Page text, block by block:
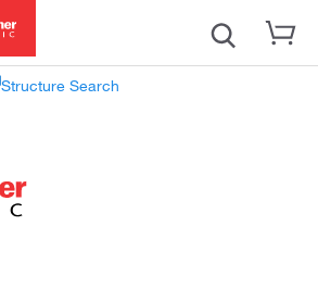
Structure Search